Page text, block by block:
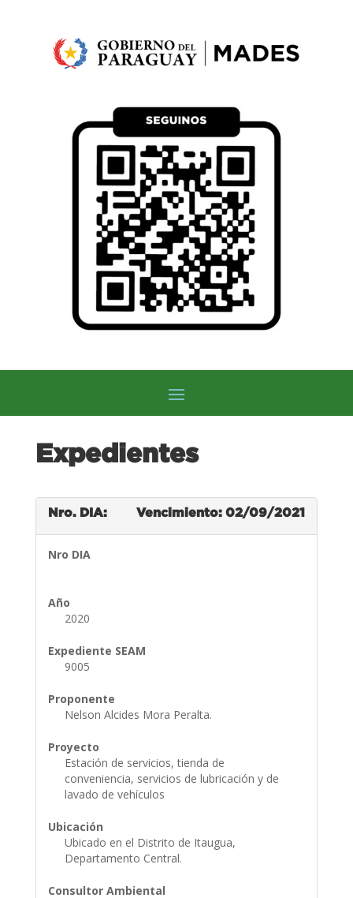
Expedientes
Nro. DIA: Vencimiento: 02/09/2021
Nro DIA
Año
2020
Expediente SEAM
9005
Proponente
Nelson Alcides Mora Peralta.
Proyecto
Estación de servicios, tienda de
conveniencia, servicios de lubricación y de
lavado de vehículos
Ubicación
Ubicado en el Distrito de Itaugua,
Departamento Central.
Consultor Ambiental